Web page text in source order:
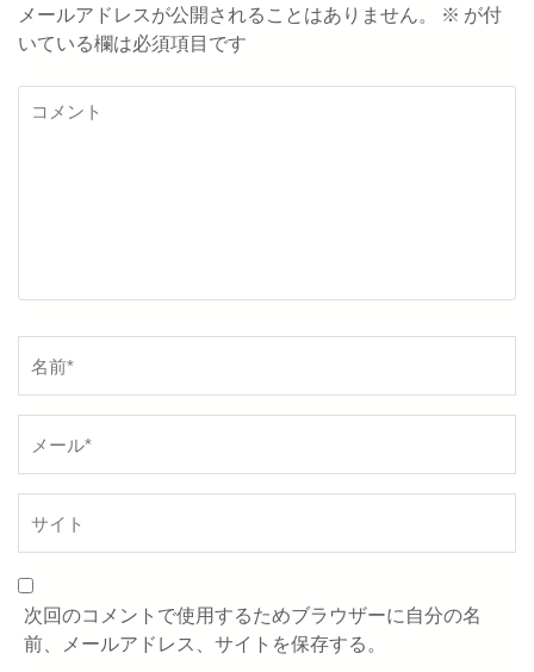
ー
シ
ョ
メールアドレスが公開されることはありません。 ※ が付
いている欄は必須項目です
前
次回のコメントで使用するためブラウザーに自分の名
前、メールアドレス、サイトを保存する。